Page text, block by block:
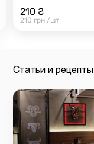
210 ₴
210 грн /шт
Статьи и рецепты